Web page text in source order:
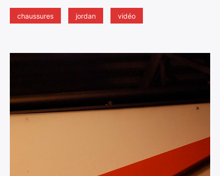
chaussures jordan vidéo